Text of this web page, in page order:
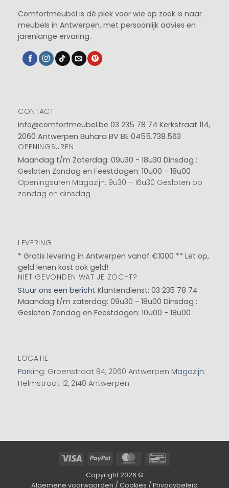
Comfortmeubel is dé plek voor wie op zoek is naar
meubels in Antwerpen, met persoonlijk advies en
jarenlange ervaring.
CONTACT
info@comfortmeubel.be 03 235 78 74 Kerkstraat 114,
2060 Antwerpen Buhara BV BE 0455.738.563
OPENINGSUREN
Maandag t/m Zaterdag: 09u30 - 18u30 Dinsdag :
Gesloten Zondag en Feestdagen: 10u00 - 18u00
Openingsuren Magazijn: 9u30 – 16u30 Gesloten op
zondag en dinsdag
LEVERING
* Gratis levering in Antwerpen vanaf €1000 ** Let op,
geld lenen kost ook geld!
NIET GEVONDEN WAT JE ZOCHT?
Stuur ons een bericht Klantendienst: 03 235 78 74
Maandag t/m zaterdag: 09u30 - 18u00 Dinsdag :
Gesloten Zondag en Feestdagen: 10u00 - 18u00
LOCATIE
Parking: Groenstraat 84, 2060 Antwerpen Magazijn:
Helmstraat 12, 2140 Antwerpen
Visa PayPal MasterCard
Copyright 2026 ©
Algemene voorwaarden / Cookies / Privacybeleid